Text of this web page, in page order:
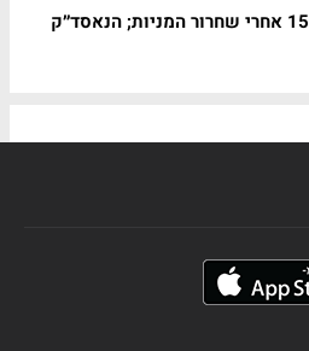
ספייס X זינקה 15.8% אחרי שחרור המניות; הנאסד״ק